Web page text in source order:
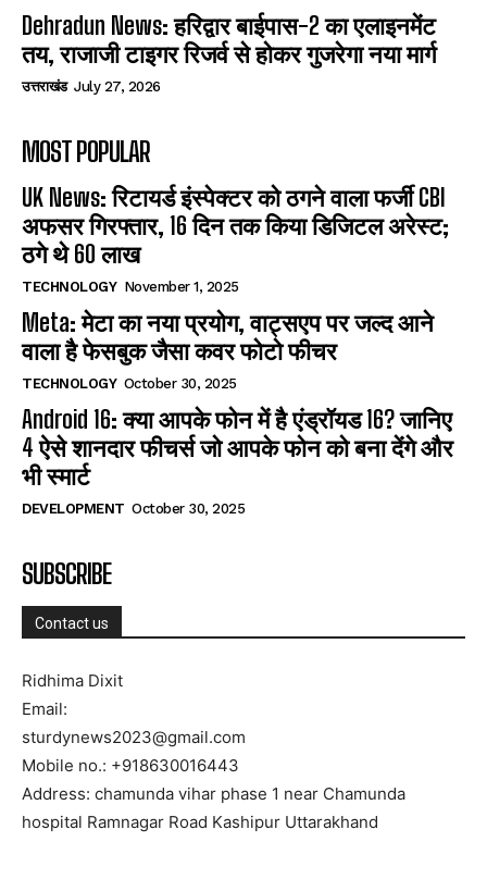
Dehradun News: हरिद्वार बाईपास-2 का एलाइनमेंट
तय, राजाजी टाइगर रिजर्व से होकर गुजरेगा नया मार्ग
उत्तराखंड July 27, 2026
MOST POPULAR
UK News: रिटायर्ड इंस्पेक्टर को ठगने वाला फर्जी CBI
अफसर गिरफ्तार, 16 दिन तक किया डिजिटल अरेस्ट;
ठगे थे 60 लाख
TECHNOLOGY November 1, 2025
Meta: मेटा का नया प्रयोग, वाट्सएप पर जल्द आने
वाला है फेसबुक जैसा कवर फोटो फीचर
TECHNOLOGY October 30, 2025
Android 16: क्या आपके फोन में है एंड्रॉयड 16? जानिए
4 ऐसे शानदार फीचर्स जो आपके फोन को बना देंगे और
भी स्मार्ट
DEVELOPMENT October 30, 2025
SUBSCRIBE
Contact us
Ridhima Dixit
Email:
sturdynews2023@gmail.com
Mobile no.: +918630016443
Address: chamunda vihar phase 1 near Chamunda
hospital Ramnagar Road Kashipur Uttarakhand